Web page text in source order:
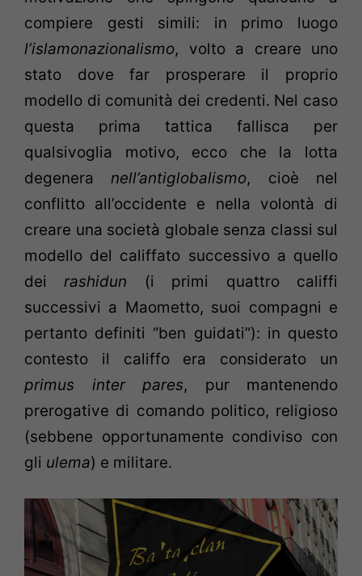
compiere gesti simili: in primo luogo
l’islamonazionalismo, volto a creare uno
stato dove far prosperare il proprio
modello di comunità dei credenti. Nel caso
questa prima tattica fallisca per
qualsivoglia motivo, ecco che la lotta
degeneranell’antiglobalismo, cioè nel
conflitto all’occidente e nella volontà di
creare una società globale senza classi sul
modello del califfato successivo a quello
deirashidun (i primi quattro califfi
successivi a Maometto, suoi compagni e
pertanto definiti “ben guidati”): in questo
contesto il califfo era considerato un
primus inter pares, pur mantenendo
prerogative di comando politico, religioso
(sebbene opportunamente condiviso con
gli ulema) e militare.